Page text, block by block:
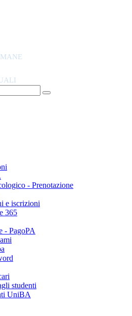
- Prenotazione
e iscrizioni
365
- PagoPA
studenti
UniBA